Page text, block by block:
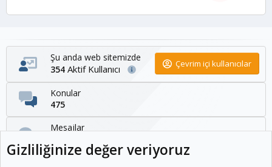
Şu anda web sitemizde
354 Aktif Kullanıcı Çevrim içi kullanıcılar
Konular
475
Mesajlar
Gizliliğinize değer veriyoruz